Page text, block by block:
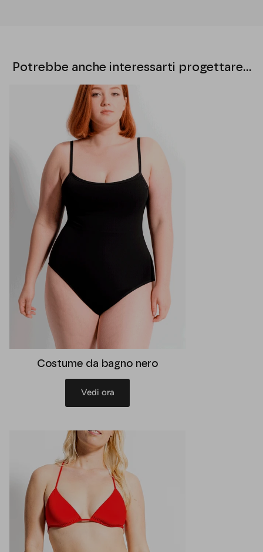
Potrebbe anche interessarti progettare...
Costume da bagno nero
Vedi ora